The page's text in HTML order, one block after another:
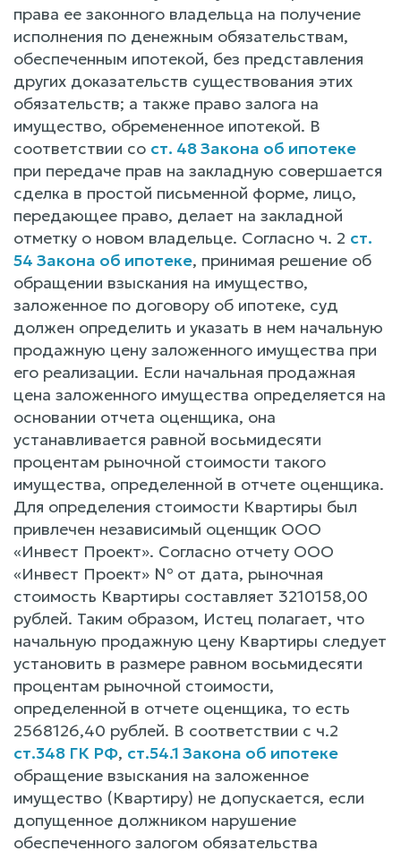
права ее законного владельца на получение
исполнения по денежным обязательствам,
обеспеченным ипотекой, без представления
других доказательств существования этих
обязательств; а также право залога на
имущество, обремененное ипотекой. В
соответствии со ст. 48 Закона об ипотеке
при передаче прав на закладную совершается
сделка в простой письменной форме, лицо,
передающее право, делает на закладной
отметку о новом владельце. Согласно ч. 2 ст.
54 Закона об ипотеке, принимая решение об
обращении взыскания на имущество,
заложенное по договору об ипотеке, суд
должен определить и указать в нем начальную
продажную цену заложенного имущества при
его реализации. Если начальная продажная
цена заложенного имущества определяется на
основании отчета оценщика, она
устанавливается равной восьмидесяти
процентам рыночной стоимости такого
имущества, определенной в отчете оценщика.
Для определения стоимости Квартиры был
привлечен независимый оценщик ООО
«Инвест Проект». Согласно отчету ООО
«Инвест Проект» № от дата, рыночная
стоимость Квартиры составляет 3210158,00
рублей. Таким образом, Истец полагает, что
начальную продажную цену Квартиры следует
установить в размере равном восьмидесяти
процентам рыночной стоимости,
определенной в отчете оценщика, то есть
2568126,40 рублей. В соответствии с ч.2
ст.348 ГК РФ, ст.54.1 Закона об ипотеке
обращение взыскания на заложенное
имущество (Квартиру) не допускается, если
допущенное должником нарушение
обеспеченного залогом обязательства